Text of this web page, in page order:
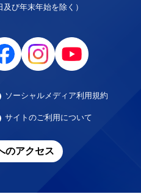
及び年末年始を除く）
ソーシャルメディア利用規約
サイトのご利用について
のアクセス